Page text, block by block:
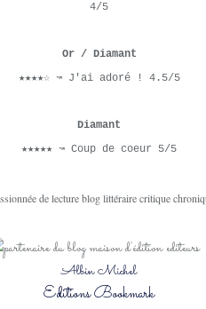
4/5
Or / Diamant
★★★★☆ ↝ J'ai adoré ! 4.5/5
Diamant
★★★★★ ↝ Coup de coeur 5/5
Albin Michel
Editions Bookmark